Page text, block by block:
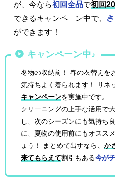
が、今なら初回全品で初回
できるキャンペーン中で、
ができます！
キャンペーン中♪
冬物の収納前！ 春の衣替えを
気持ちよく着られます！ リネ
キャンペーンを実施中です。
クリーニングの上手な活用で
し、次のシーズンにも気持ち
に、夏物の使用前にもオスス
ょう！ まとめて出すなら、か
来てもらえて割引もある今が